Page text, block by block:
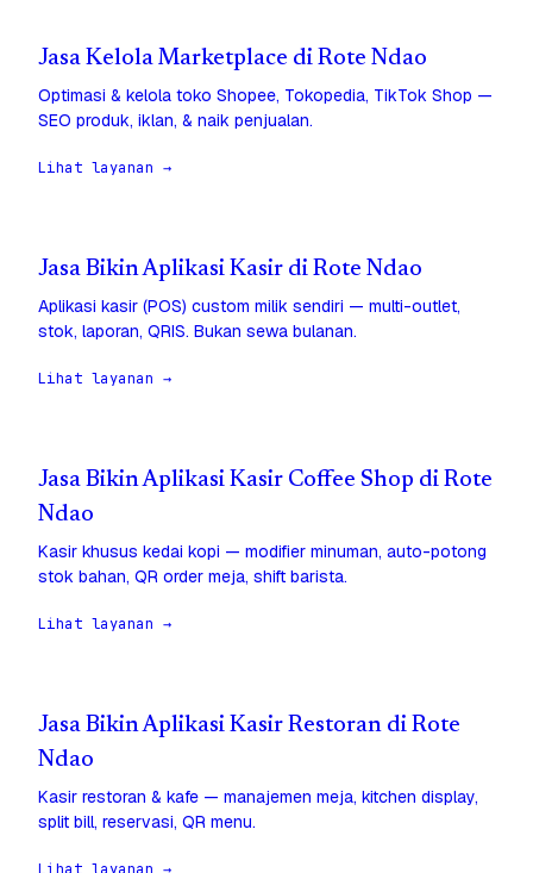
Jasa Kelola Marketplace di Rote Ndao
Optimasi & kelola toko Shopee, Tokopedia, TikTok Shop —
SEO produk, iklan, & naik penjualan.
Lihat layanan →
Jasa Bikin Aplikasi Kasir di Rote Ndao
Aplikasi kasir (POS) custom milik sendiri — multi-outlet,
stok, laporan, QRIS. Bukan sewa bulanan.
Lihat layanan →
Jasa Bikin Aplikasi Kasir Coffee Shop di Rote
Ndao
Kasir khusus kedai kopi — modifier minuman, auto-potong
stok bahan, QR order meja, shift barista.
Lihat layanan →
Jasa Bikin Aplikasi Kasir Restoran di Rote
Ndao
Kasir restoran & kafe — manajemen meja, kitchen display,
split bill, reservasi, QR menu.